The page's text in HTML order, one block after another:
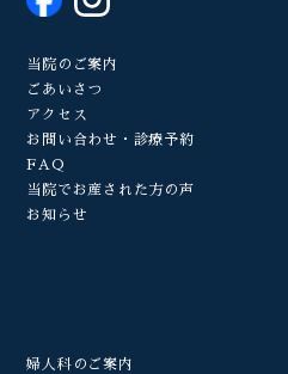
当院のご案内
ごあいさつ
アクセス
お問い合わせ・診療予約
FAQ
当院でお産された方の声
お知らせ
婦人科のご案内